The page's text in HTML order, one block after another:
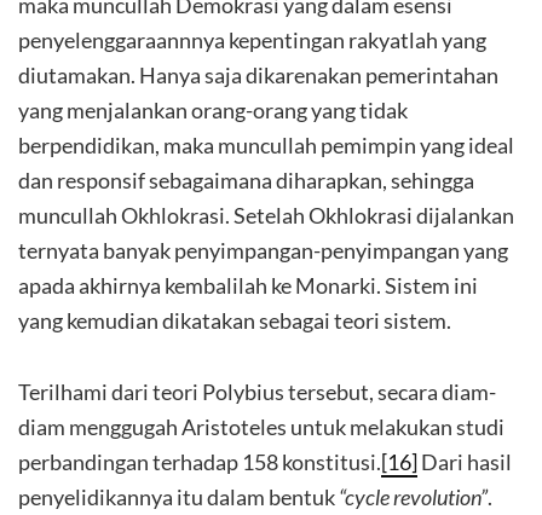
penyelenggaraannnya kepentingan rakyatlah yang
diutamakan. Hanya saja dikarenakan pemerintahan
yang menjalankan orang-orang yang tidak
berpendidikan, maka muncullah pemimpin yang ideal
dan responsif sebagaimana diharapkan, sehingga
muncullah Okhlokrasi. Setelah Okhlokrasi dijalankan
ternyata banyak penyimpangan-penyimpangan yang
apada akhirnya kembalilah ke Monarki. Sistem ini
yang kemudian dikatakan sebagai teori sistem.
Terilhami dari teori Polybius tersebut, secara diam-
diam menggugah Aristoteles untuk melakukan studi
perbandingan terhadap 158 konstitusi.[16]Dari hasil
penyelidikannya itu dalam bentuk“cycle revolution”.